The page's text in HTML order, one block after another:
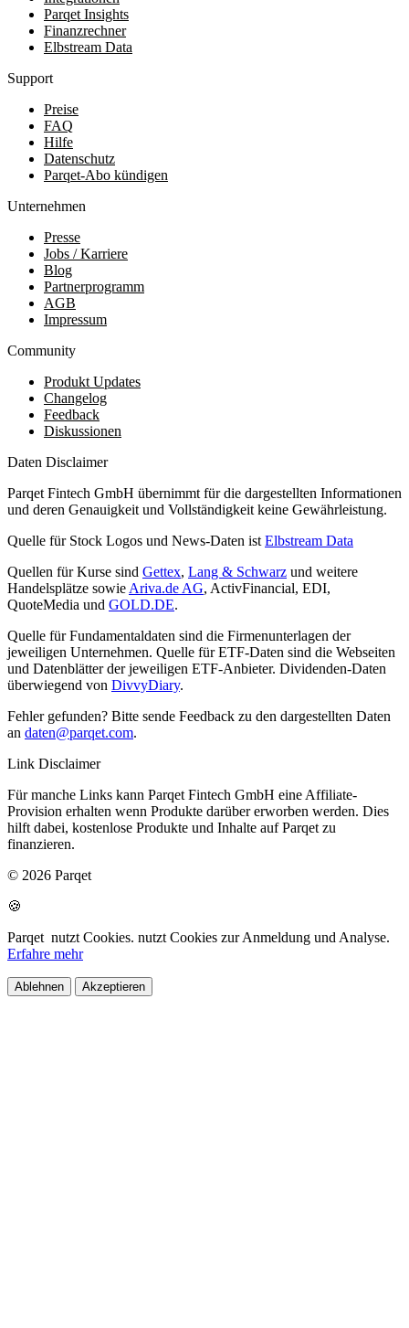
Parqet Insights
Finanzrechner
Elbstream Data
Support
Preise
FAQ
Hilfe
Datenschutz
Parqet-Abo kündigen
Unternehmen
Presse
Jobs / Karriere
Blog
Partnerprogramm
AGB
Impressum
Community
Produkt Updates
Changelog
Feedback
Diskussionen
Daten Disclaimer
Parqet Fintech GmbH übernimmt für die dargestellten Informationen
und deren Genauigkeit und Vollständigkeit keine Gewährleistung.
Quelle für Stock Logos und News-Daten ist Elbstream Data
Quellen für Kurse sind Gettex, Lang & Schwarz und weitere
Handelsplätze sowie Ariva.de AG, ActivFinancial, EDI,
QuoteMedia und GOLD.DE.
Quelle für Fundamentaldaten sind die Firmenunterlagen der
jeweiligen Unternehmen. Quelle für ETF-Daten sind die Webseiten
und Datenblätter der jeweiligen ETF-Anbieter. Dividenden-Daten
überwiegend von DivvyDiary.
Fehler gefunden? Bitte sende Feedback zu den dargestellten Daten
an daten@parqet.com.
Link Disclaimer
Für manche Links kann Parqet Fintech GmbH eine Affiliate-
Provision erhalten wenn Produkte darüber erworben werden. Dies
hilft dabei, kostenlose Produkte und Inhalte auf Parqet zu
finanzieren.
© 2026 Parqet
🍪
Parqet nutzt Cookies. nutzt Cookies zur Anmeldung und Analyse.
Erfahre mehr
Ablehnen Akzeptieren